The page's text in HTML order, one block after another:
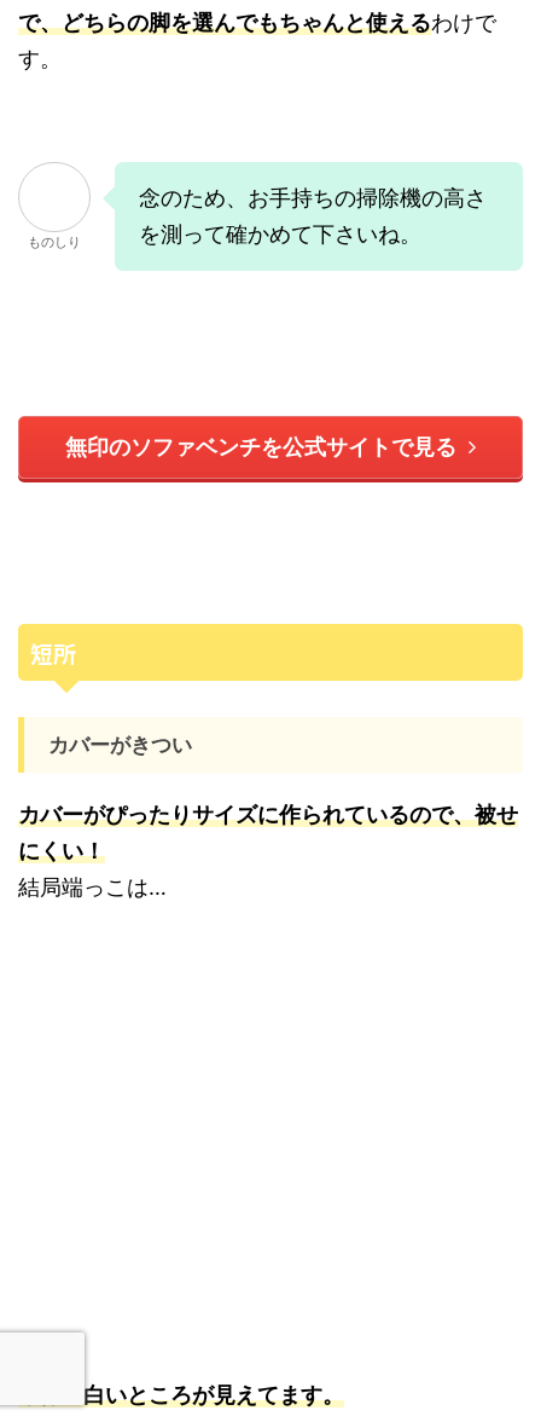
で、どちらの脚を選んでもちゃんと使えるわけで
す。
ものしり
念のため、お手持ちの掃除機の高さ
を測って確かめて下さいね。
無印のソファベンチを公式サイトで見る
短所
カバーがきつい
カバーがぴったりサイズに作られているので、被せ
にくい！
結局端っこは…
本体の白いところが見えてます。